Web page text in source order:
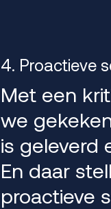
4. Proactieve
Met een
we
is geleverd
En daar
proactieve